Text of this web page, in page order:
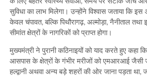
सुविधा का लाभ मिलेगा। उन्होंने विश्वास जताया कि
केवल चंपावत, बल्कि पिथौरागढ़, अल्मोड़ा, नैनीताल
सीमांत क्षेत्रों के नागरिकों को प्राप्त होगा।
मुख्यमंत्री ने पुरानी कठिनाइयों को याद करते हुए कहा
आसपास के क्षेत्रों के गंभीर मरीजों को एमआरआई जैसी
हल्द्वानी अथवा अन्य बड़े शहरों की ओर जाना पड़ता था,